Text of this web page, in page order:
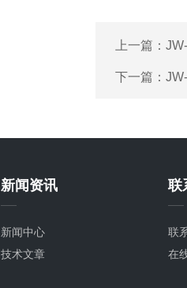
上一篇：
下一篇：
新闻资讯
新闻中心
技术文章
联
联
在